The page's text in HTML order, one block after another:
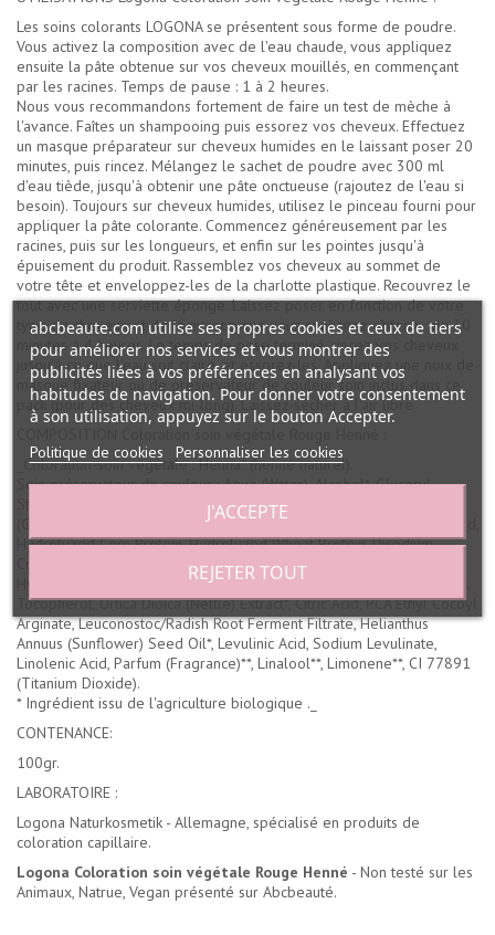
Les soins colorants LOGONA se présentent sous forme de poudre.
Vous activez la composition avec de l'eau chaude, vous appliquez
ensuite la pâte obtenue sur vos cheveux mouillés, en commençant
par les racines. Temps de pause : 1 à 2 heures.
Nous vous recommandons fortement de faire un test de mèche à
l'avance. Faîtes un shampooing puis essorez vos cheveux. Effectuez
un masque préparateur sur cheveux humides en le laissant poser 20
minutes, puis rincez. Mélangez le sachet de poudre avec 300 ml
d'eau tiède, jusqu'à obtenir une pâte onctueuse (rajoutez de l'eau si
besoin). Toujours sur cheveux humides, utilisez le pinceau fourni pour
appliquer la pâte colorante. Commencez généreusement par les
racines, puis sur les longueurs, et enfin sur les pointes jusqu'à
épuisement du produit. Rassemblez vos cheveux au sommet de
votre tête et enveloppez-les de la charlotte plastique. Recouvrez le
tout avec une serviette éponge. Laissez poser en fonction de votre
type de cheveux et de la nuance que vous souhaitez obtenir : de 30
minutes à 4 heures. Le temps de pose terminé, rincez vos cheveux
jusqu'à ce que l'eau soit claire, et essorez-les. Appliquez une noix de
masque fixateur ou de préservateur de couleur soin inclus dans ce
pack (pour des cheveux mi-long). Laissez-sécher à l'air libre
_Coloration-soin végétale : Henna* (henné naturel).
Soin préservateur de couleur : Aqua (Water), Alcohol*, Glyceryl
Stearate SE, Cetyl Alcohol, Betaine, Cetearyl Alcohol, Vitis Vinifera
(Grape) Seed Oil, Inulin, Olea Europaea (Olive) Fruit Oil*, Linoleic Acid,
Hydrolyzed Corn Protein, Hydrolyzed Wheat Protein, Disodium
Cocoyl Glutamate, Hydrolyzed Soy Protein, Mica, Glycerin, Arginine,
Hydrolyzed Jojoba Esters, Sodium Cocoyl Glutamate, Sodium Citrate,
Tocopherol, Urtica Dioica (Nettle) Extract*, Citric Acid, PCA Ethyl Cocoyl
Arginate, Leuconostoc/Radish Root Ferment Filtrate, Helianthus
Annuus (Sunflower) Seed Oil*, Levulinic Acid, Sodium Levulinate,
Linolenic Acid, Parfum (Fragrance)**, Linalool**, Limonene**, CI 77891
(Titanium Dioxide).
* Ingrédient issu de l'agriculture biologique ._
CONTENANCE:
100gr.
LABORATOIRE :
Logona Naturkosmetik - Allemagne, spécialisé en produits de
coloration capillaire.
Logona Coloration soin végétale Rouge Henné - Non testé sur les
Animaux, Natrue, Vegan présenté sur Abcbeauté.
abcbeaute.com utilise ses propres cookies et ceux de tiers
pour améliorer nos services et vous montrer des
publicités liées à vos préférences en analysant vos
habitudes de navigation. Pour donner votre consentement
à son utilisation, appuyez sur le bouton Accepter.
Politique de cookies Personnaliser les cookies
REJETER TOUT
J'ACCEPTE